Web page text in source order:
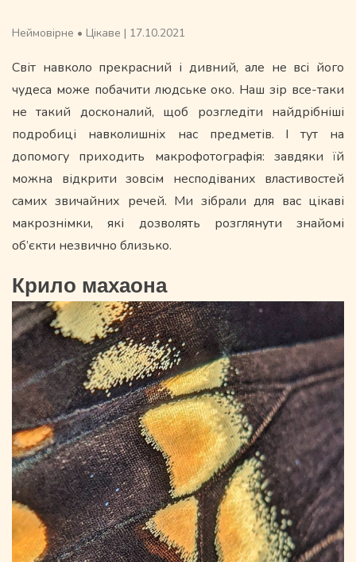
Неймовірне • Цікаве | 17.10.2021
Світ навколо прекрасний і дивний, але не всі його
чудеса може побачити людське око. Наш зір все-таки
не такий досконалий, щоб розгледіти найдрібніші
подробиці навколишніх нас предметів. І тут на
допомогу приходить макрофотографія: завдяки їй
можна відкрити зовсім несподіваних властивостей
самих звичайних речей. Ми зібрали для вас цікаві
макрознімки, які дозволять розглянути знайомі
об’єкти незвично близько.
Крило махаона